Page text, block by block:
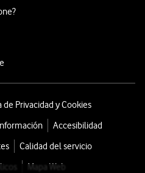
de Privacidad y Cookies
Accesibilidad
Calidad del servicio
Mapa Web